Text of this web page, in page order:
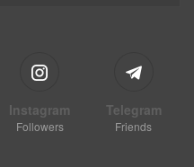
Instagram
Followers
Telegram
Friends